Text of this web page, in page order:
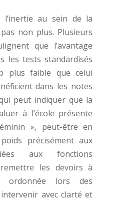
l’inertie au sein de la
pas non plus. Plusieurs
que l’avantage
les tests standardisés
plus faible que celui
dans les notes
peut indiquer que la
à l’école présente
», peut-être en
précisément aux
aux fonctions
les devoirs à
ordonnée lors des
avec clarté et